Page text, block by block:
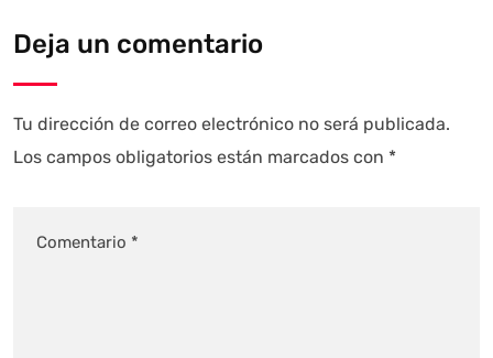
Deja un comentario
Tu dirección de correo electrónico no será publicada.
Los campos obligatorios están marcados con *